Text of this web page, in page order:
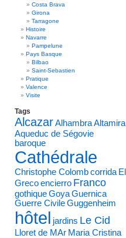
Costa Brava
Girona
Tarragone
Histoire
Navarre
Pampelune
Pays Basque
Bilbao
Saint-Sebastien
Pratique
Valence
Visite
Tags
AlcazarAlhambraAltamira
Aqueduc de Ségovie
baroque
Cathédrale
Christophe Colombcorrida El
Grecoencierro Franco
gothiqueGoyaGuernica
Guerre CivileGuggenheim
hôtel jardins Le Cid
Lloret de MAr Maria Cristina